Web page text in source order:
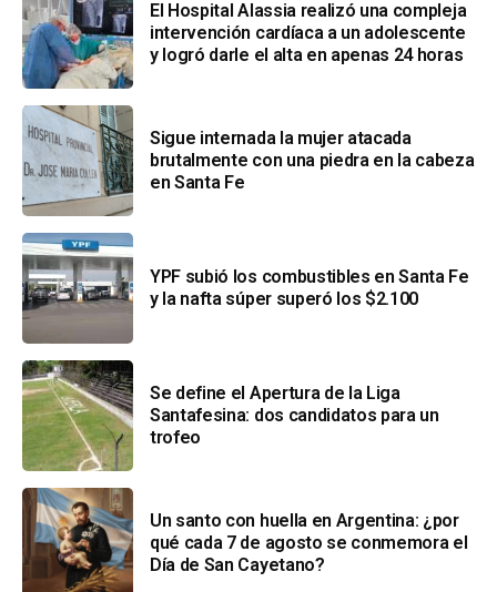
El Hospital Alassia realizó una compleja
intervención cardíaca a un adolescente
y logró darle el alta en apenas 24 horas
Sigue internada la mujer atacada
brutalmente con una piedra en la cabeza
en Santa Fe
YPF subió los combustibles en Santa Fe
y la nafta súper superó los $2.100
Se define el Apertura de la Liga
Santafesina: dos candidatos para un
trofeo
Un santo con huella en Argentina: ¿por
qué cada 7 de agosto se conmemora el
Día de San Cayetano?